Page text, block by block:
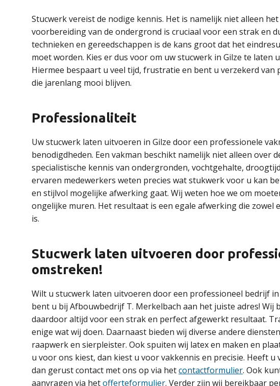
Stucwerk vereist de nodige kennis. Het is namelijk niet alleen
voorbereiding van de ondergrond is cruciaal voor een strak en
technieken en gereedschappen is de kans groot dat het
moet worden. Kies er dus voor om uw stucwerk in Gilze te
Hiermee bespaart u veel tijd, frustratie en bent u verzekerd
die jarenlang mooi blijven.
Professionaliteit
Uw stucwerk laten uitvoeren in Gilze door een professionele
benodigdheden. Een vakman beschikt namelijk niet alleen over
specialistische kennis van ondergronden, vochtgehalte,
ervaren medewerkers weten precies wat stukwerk voor u kan
en stijlvol mogelijke afwerking gaat. Wij weten hoe we om
ongelijke muren. Het resultaat is een egale afwerking die zowel
is.
Stucwerk laten uitvoeren door
omstreken!
Wilt u stucwerk laten uitvoeren door een professioneel bedrijf
bent u bij Afbouwbedrijf T. Merkelbach aan het juiste adres!
daardoor altijd voor een strak en perfect afgewerkt resultaat.
enige wat wij doen. Daarnaast bieden wij diverse andere
raapwerk en sierpleister. Ook spuiten wij latex en maken en
u voor ons kiest, dan kiest u voor vakkennis en precisie. Heeft
dan gerust contact met ons op via hetcontactformulier. Ook
aanvragen via hetofferteformulier. Verder zijn wij bereikbaar